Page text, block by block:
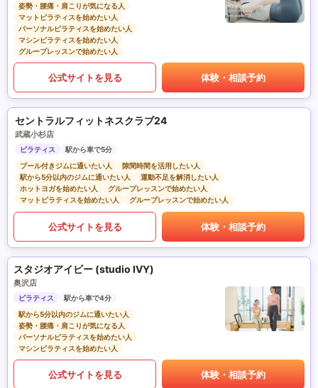
姿勢・腰痛・肩こりが気になる人
マットピラティスを始めたい人
パーソナルピラティスを始めたい人
マシンピラティスを始めたい人
グループレッスンで始めたい人
公式サイトを見る 体験・相談予約
セントラルフィットネスクラブ24
武蔵小杉店
ピラティス
駅から車で5分
プール付きジムに通いたい人
隙間時間を活用したい人
駅から5分以内のジムに通いたい人
運動不足を解消したい人
ホットヨガを始めたい人
グループレッスンで始めたい人
マットピラティスを始めたい人
グループレッスンで始めたい人
公式サイトを見る 体験・相談予約
スタジオアイビー (studio IVY)
奥沢店
ピラティス
駅から車で4分
駅から5分以内のジムに通いたい人
姿勢・腰痛・肩こりが気になる人
パーソナルピラティスを始めたい人
マシンピラティスを始めたい人
公式サイトを見る 体験・相談予約